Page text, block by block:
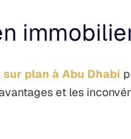
plan à Abu Dhabi
et les